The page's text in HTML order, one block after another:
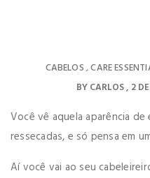
CABELOS ,CARE
BYCARLOS 2
Você vê aquela aparência
ressecadas, e só pensa em
Aí você vai ao seu